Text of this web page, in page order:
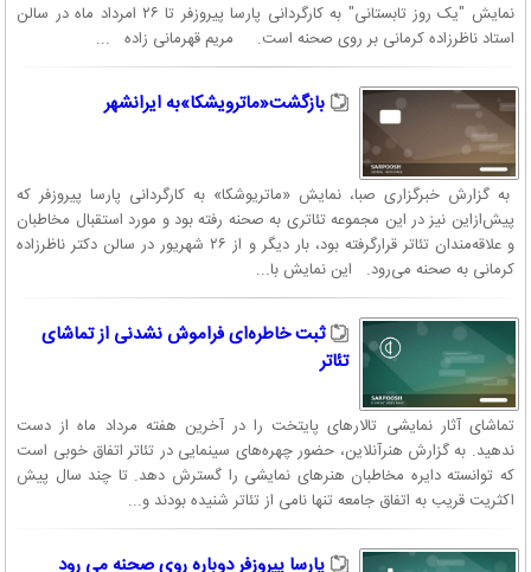
نمایش "یک روز تابستانى" به کارگردانی پارسا پیروزفر تا ۲۶ امرداد ماه در سالن
استاد ناظرزاده کرمانی بر روی صحنه است. مریم قهرمانی زاده ...
بازگشت«ماترویشکا»به ایرانشهر
به گزارش خبرگزاری صبا، نمایش «ماتریوشکا» به کارگردانی پارسا پیروزفر که
پیش‌ازاین نیز در این مجموعه تئاتری به صحنه رفته بود و مورد استقبال مخاطبان
و علاقه‌مندان تئاتر قرارگرفته بود، بار دیگر و از ۲۶ شهریور در سالن دکتر ناظرزاده
کرمانی به صحنه می‌رود. این نمایش با...
ثبت خاطره‌‌ای فراموش نشدنی از تماشای
تئاتر
تماشای آثار نمایشی تالارهای پایتخت را در آخرین هفته مرداد ماه از دست
ندهید. به گزارش هنرآنلاین، حضور چهره‌های سینمایی در تئاتر اتفاق خوبی است
که توانسته دایره مخاطبان هنرهای نمایشی را گسترش دهد. تا چند سال پیش
اکثریت قریب به اتفاق جامعه تنها نامی از تئاتر شنیده بودند و...
پارسا پیروزفر دوباره روی صحنه می رود